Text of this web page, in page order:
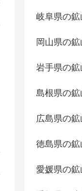
岐阜県の鉱
岡山県の鉱
岩手県の鉱
島根県の鉱
広島県の鉱
徳島県の鉱
愛媛県の鉱